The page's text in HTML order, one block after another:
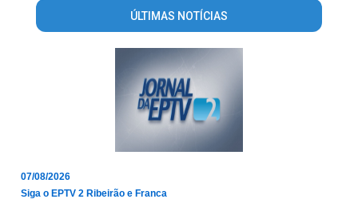
ÚLTIMAS NOTÍCIAS
07/08/2026
Siga o EPTV 2 Ribeirão e Franca